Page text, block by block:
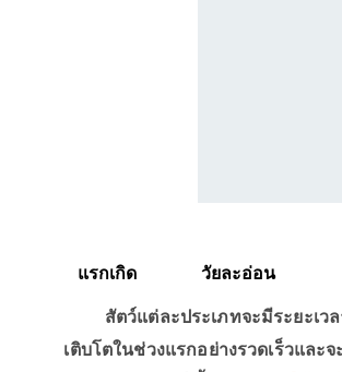
แรกเกิด วัยละอ่
สัตว์แต่ละประเภทจะมีระยะเ
เติบโตในช่วงแรกอย่างรวดเร็วและจ